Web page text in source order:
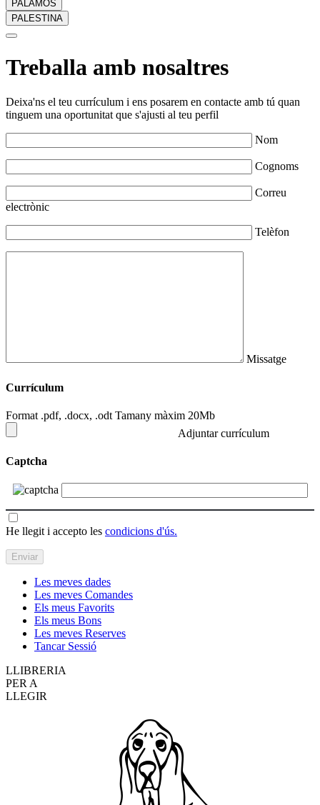
PALAMÓS
PALESTINA
Treballa amb nosaltres
Deixa'ns el teu currículum i ens posarem en contacte amb tú quan
tinguem una oportunitat que s'ajusti al teu perfil
Nom
Cognoms
Correu
electrònic
Telèfon
Missatge
Currículum
Format .pdf, .docx, .odt Tamany màxim 20Mb
Adjuntar currículum
Captcha
He llegit i accepto les condicions d'ús.
Les meves dades
Les meves Comandes
Els meus Favorits
Els meus Bons
Les meves Reserves
Tancar Sessió
LLIBRERIA
PER A
LLEGIR